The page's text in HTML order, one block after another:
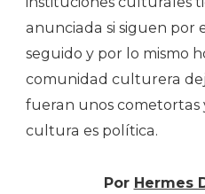
anunciada si siguen por
seguido y por lo mismo
comunidad culturera
fueran unos cometortas
cultura es política.
Por Hermes